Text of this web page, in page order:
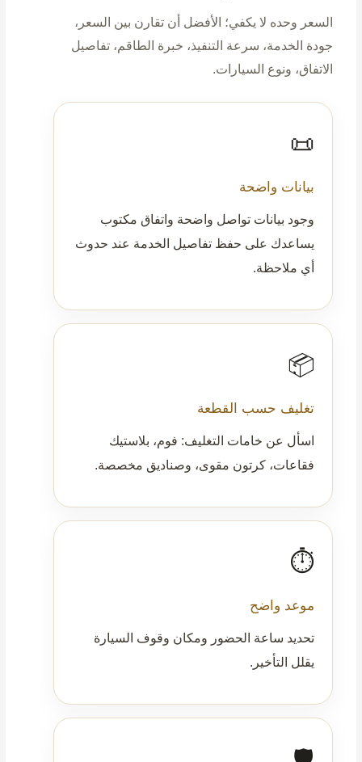
السعر وحده لا يكفي؛ الأفضل أن تقارن بين السعر،
جودة الخدمة، سرعة التنفيذ، خبرة الطاقم، تفاصيل
الاتفاق، ونوع السيارات.
📜
بيانات واضحة
وجود بيانات تواصل واضحة واتفاق مكتوب
يساعدك على حفظ تفاصيل الخدمة عند حدوث
أي ملاحظة.
📦
تغليف حسب القطعة
اسأل عن خامات التغليف: فوم، بلاستيك
فقاعات، كرتون مقوى، وصناديق مخصصة.
⏱️
موعد واضح
تحديد ساعة الحضور ومكان وقوف السيارة
يقلل التأخير.